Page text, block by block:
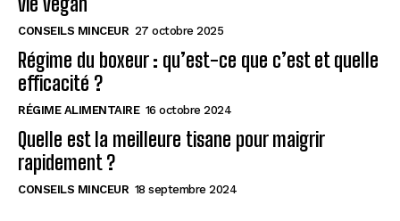
CONSEILS MINCEUR 27 octobre 2025
Régime du boxeur : qu’est-ce que c’est et quelle
efficacité ?
RÉGIME ALIMENTAIRE 16 octobre 2024
Quelle est la meilleure tisane pour maigrir
rapidement ?
CONSEILS MINCEUR 18 septembre 2024